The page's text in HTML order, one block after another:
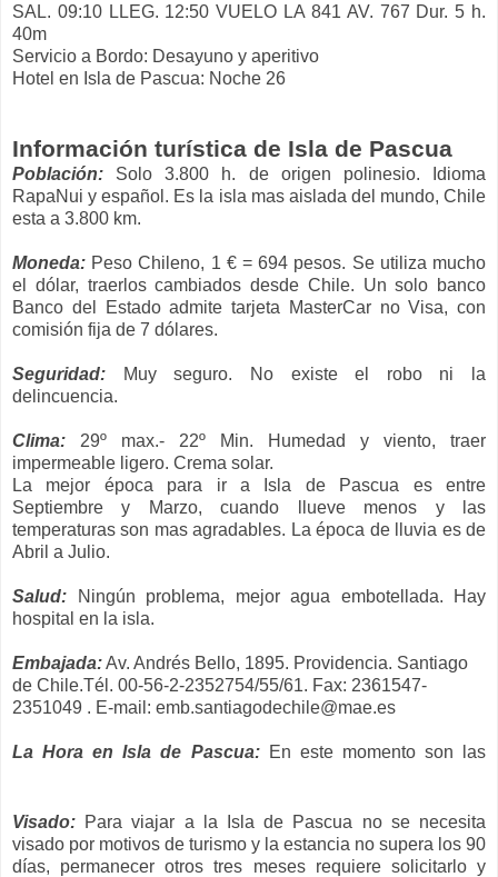
SAL. 09:10 LLEG. 12:50 VUELO LA 841 AV. 767 Dur. 5 h.
40m
Servicio a Bordo: Desayuno y aperitivo
Hotel en Isla de Pascua: Noche 26
Información turística de Isla de Pascua
Población: Solo 3.800 h. de origen polinesio. Idioma
RapaNui y español. Es la isla mas aislada del mundo, Chile
esta a 3.800 km.
Moneda: Peso Chileno, 1 € = 694 pesos. Se utiliza mucho
el dólar, traerlos cambiados desde Chile. Un solo banco
Banco del Estado admite tarjeta MasterCar no Visa, con
comisión fija de 7 dólares.
Seguridad: Muy seguro. No existe el robo ni la
delincuencia.
Clima: 29º max.- 22º Min. Humedad y viento, traer
impermeable ligero. Crema solar.
La mejor época para ir a Isla de Pascua es entre
Septiembre y Marzo, cuando llueve menos y las
temperaturas son mas agradables. La época de lluvia es de
Abril a Julio.
Salud:
Ningún problema, mejor agua embotellada. Hay
hospital en la isla.
Embajada:Av. Andrés Bello, 1895. Providencia. Santiago
de Chile.Tél. 00-56-2-2352754/55/61. Fax: 2361547-
2351049 . E-mail: emb.santiagodechile@mae.es
La Hora en Isla de Pascua:En este momento son las
Visado: Para viajar a la Isla de Pascua nose necesita
visado por motivos de turismo y la estancia no supera los 90
días, permanecer otros tres meses requiere solicitarlo y